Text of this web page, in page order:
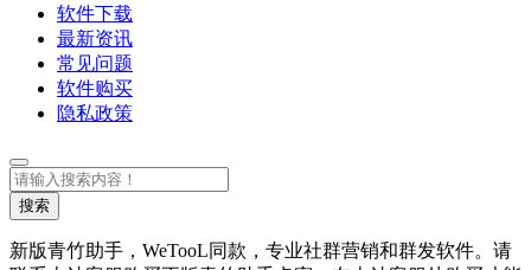
软件下载
最新资讯
常见问题
软件购买
隐私政策
搜
索搜索
新版青竹助手，WeTooL同款，专业社群营销和群发软件。请